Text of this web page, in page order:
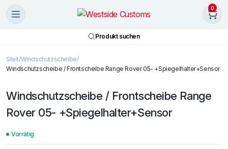
0
Produkt suchen
Start Windschutzscheibe
Windschutzscheibe / Frontscheibe Range Rover 05- +Spiegelhalter+Sensor
Windschutzscheibe / Frontscheibe Range
Rover 05- +Spiegelhalter+Sensor
Vorrätig